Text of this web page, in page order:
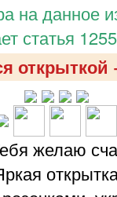
на данное
статья
открыткой
желаю